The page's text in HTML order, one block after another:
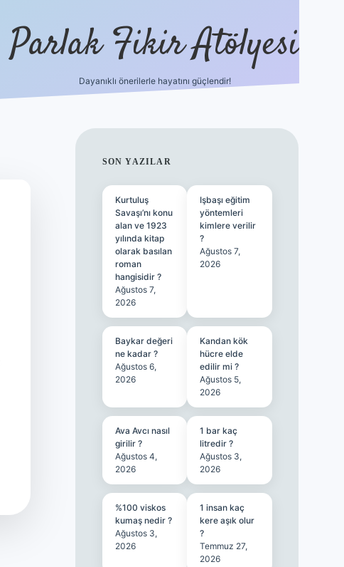
Parlak Fikir Atölyesi
Dayanıklı önerilerle hayatını güçlendir!
SIDEBAR
SON YAZILAR
Kurtuluş
Savaşı’nı konu
alan ve 1923
yılında kitap
olarak basılan
roman
hangisidir ?
Ağustos 7,
2026
Işbaşı eğitim
yöntemleri
kimlere verilir
?
Ağustos 7,
2026
Baykar değeri
ne kadar ?
Ağustos 6,
2026
Kandan kök
hücre elde
edilir mi ?
Ağustos 5,
2026
Ava Avcı nasıl
girilir ?
Ağustos 4,
2026
1 bar kaç
litredir ?
Ağustos 3,
2026
%100 viskos
kumaş nedir ?
Ağustos 3,
2026
1 insan kaç
kere aşık olur
?
Temmuz 27,
2026